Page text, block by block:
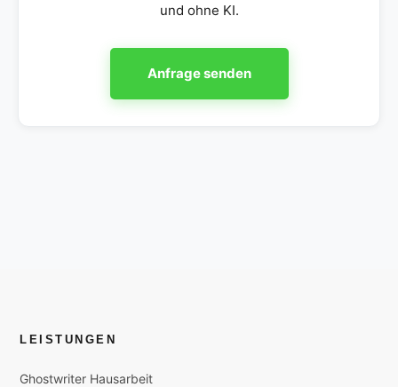
und ohne KI.
Anfrage senden
LEISTUNGEN
Ghostwriter Hausarbeit